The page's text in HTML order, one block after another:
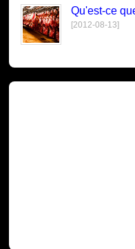
Qu'est-ce
[2012-08-13]